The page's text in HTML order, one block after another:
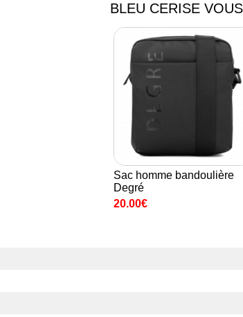
BLEU CERISE
Sac homme bandoulière
Degré
20.00€